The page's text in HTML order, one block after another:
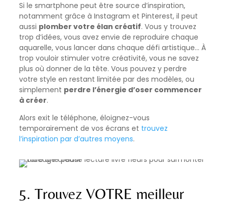
Si le smartphone peut être source d’inspiration,
notamment grâce à Instagram et Pinterest, il peut
aussi plomber votre élan créatif. Vous y trouvez
trop d’idées, vous avez envie de reproduire chaque
aquarelle, vous lancer dans chaque défi artistique… À
trop vouloir stimuler votre créativité, vous ne savez
plus où donner de la tête. Vous pouvez y perdre
votre style en restant limitée par des modèles, ou
simplement perdre l’énergie d’oser commencer
à créer.
Alors exit le téléphone, éloignez-vous
temporairement de vos écrans et trouvez
l’inspiration par d’autres moyens.
5. Trouvez VOTRE meilleur